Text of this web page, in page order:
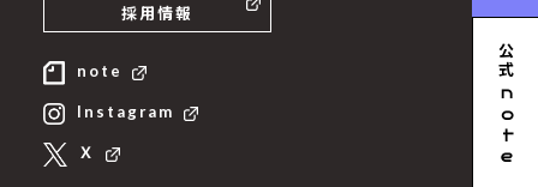
採用情報
note
Instagram
Ｘ
公式
n
ote